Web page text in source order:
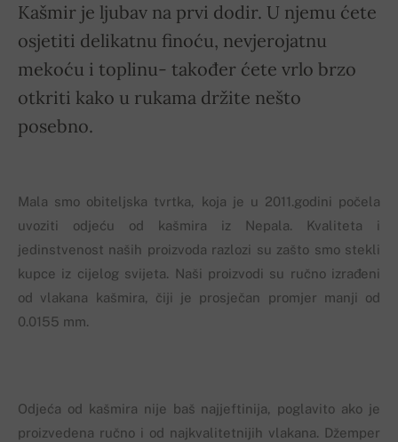
Kašmir je ljubav na prvi dodir. U njemu ćete
osjetiti delikatnu finoću, nevjerojatnu
mekoću i toplinu- također ćete vrlo brzo
otkriti kako u rukama držite nešto
posebno.
Mala smo obiteljska tvrtka, koja je u 2011.godini počela
uvoziti odjeću od kašmira iz Nepala. Kvaliteta i
jedinstvenost naših proizvoda razlozi su zašto smo stekli
kupce iz cijelog svijeta. Naši proizvodi su ručno izrađeni
od vlakana kašmira, čiji je prosječan promjer manji od
0.0155 mm.
Odjeća od kašmira nije baš najjeftinija, poglavito ako je
proizvedena ručno i od najkvalitetnijih vlakana. Džemper